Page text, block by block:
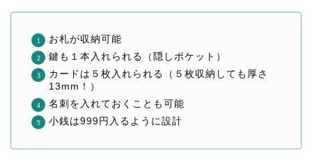
お札が収納可能
鍵も１本入れられる（隠しポケット）
カードは５枚入れられる（５枚収納しても厚さ
13mm！）
名刺を入れておくことも可能
小銭は999円入るように設計